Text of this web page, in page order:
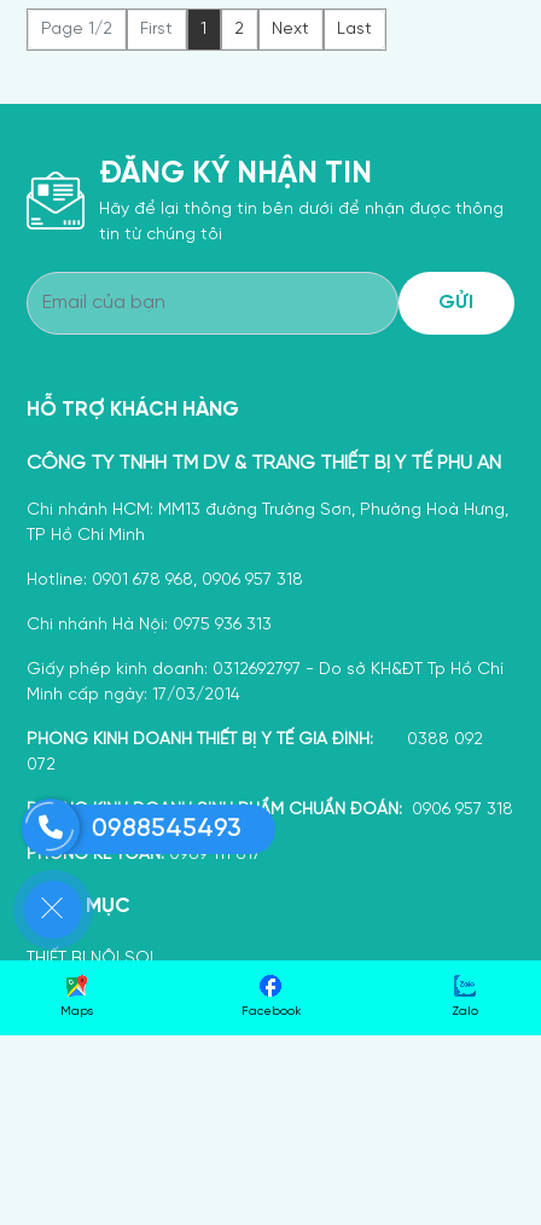
Page 1/2 First 1 2 Next Last
ĐĂNG KÝ NHẬN TIN
Hãy để lại thông tin bên dưới để nhận được thông
tin từ chúng tôi
HỖ TRỢ KHÁCH HÀNG
CÔNG TY TNHH TM DV & TRANG THIẾT BỊ Y TẾ PHÚ AN
Chi nhánh HCM: MM13 đường Trường Sơn, Phường Hoà Hưng,
TP Hồ Chí Minh
Hotline: 0901 678 968, 0906 957 318
Chi nhánh Hà Nội: 0975 936 313
Giấy phép kinh doanh: 0312692797 - Do sở KH&ĐT Tp Hồ Chí
Minh cấp ngày: 17/03/2014
PHÒNG KINH DOANH THIẾT BỊ Y TẾ GIA ĐÌNH: 0388 092
072
PHÒNG KINH DOANH SINH PHẨM CHUẨN ĐOÁN: 0906 957 318
PHÒNG KẾ TOÁN:0989 111 817
DANH MỤC
THIẾT BỊ NỘI SOI
TEST NHANH
HÓA CHẤT XÉT NGHIỆM
0988545493
Maps Facebook Zalo